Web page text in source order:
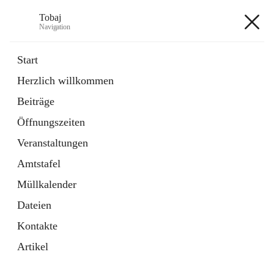
Tobaj
Navigation
Start
Herzlich willkommen
Beiträge
Öffnungszeiten
Veranstaltungen
Amtstafel
Müllkalender
Dateien
Kontakte
Artikel
Externe Webseite
in
Tab
Formulare
2 Schnellzugriffe